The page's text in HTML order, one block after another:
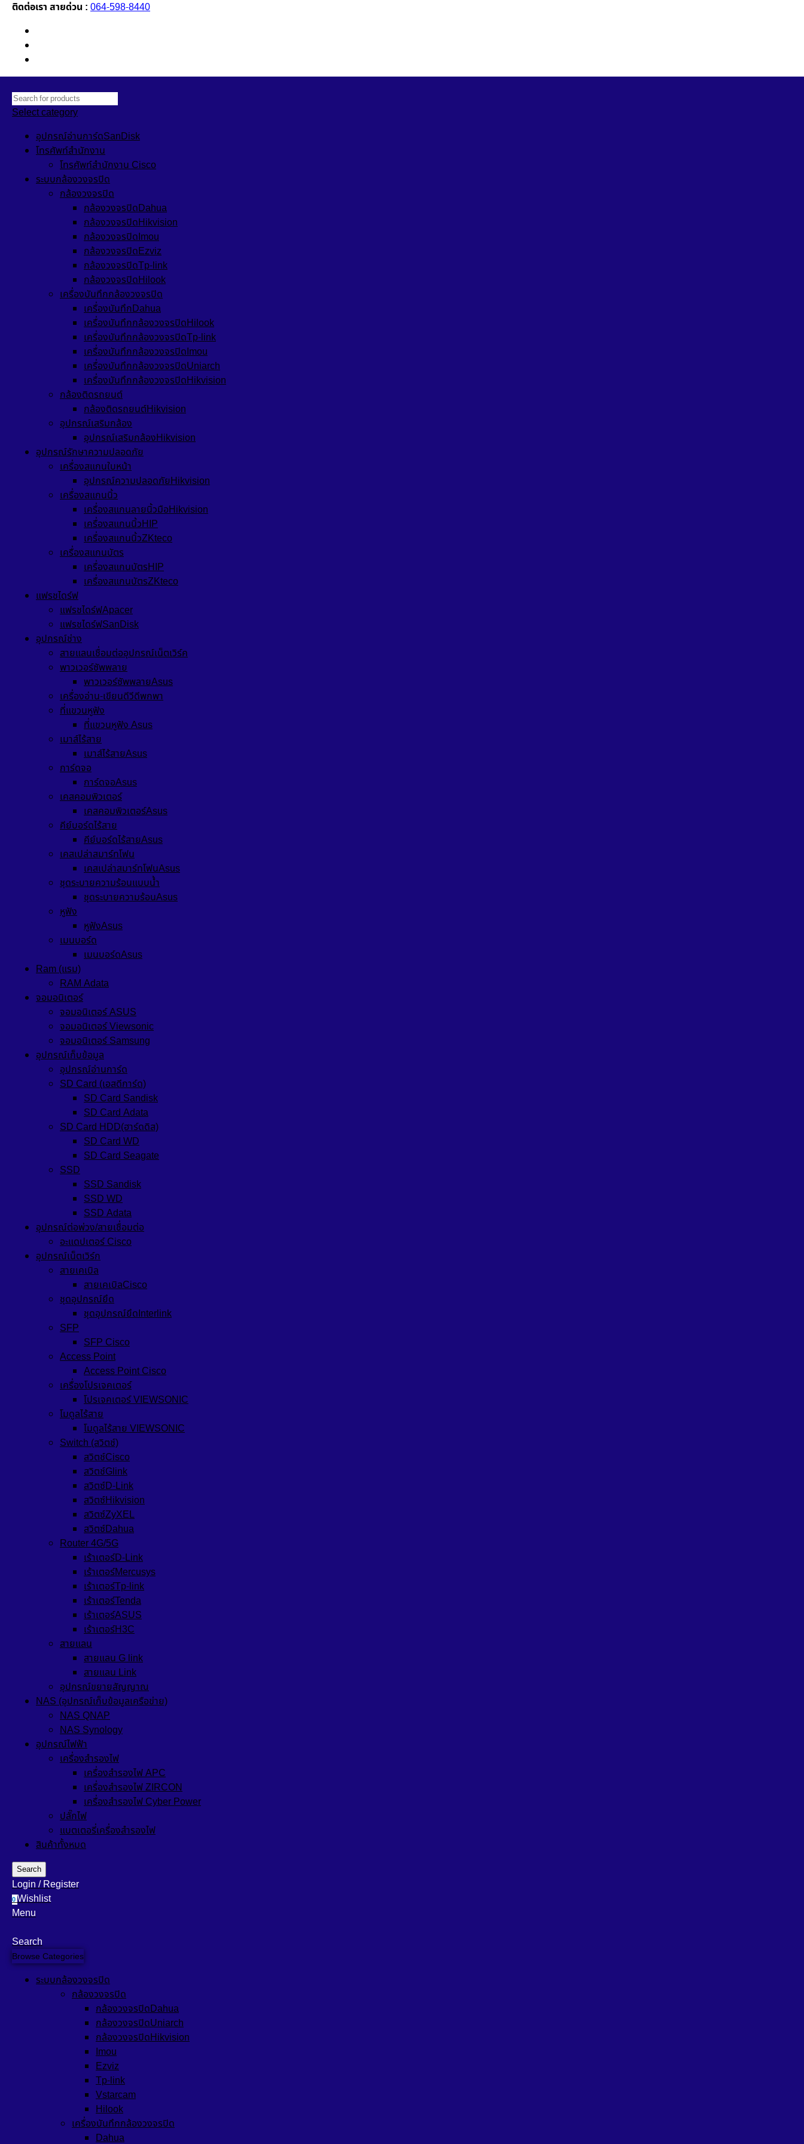
ติดต่อเรา สายด่วน : 064-598-8440
Select category
อุปกรณ์อ่านการ์ดSanDisk
โทรศัพท์สำนักงาน
โทรศัพท์สำนักงาน Cisco
ระบบกล้องวงจรปิด
กล้องวงจรปิด
กล้องวงจรปิดDahua
กล้องวงจรปิดHikvision
กล้องวงจรปิดImou
กล้องวงจรปิดEzviz
กล้องวงจรปิดTp-link
กล้องวงจรปิดHilook
เครื่องบันทึกกล้องวงจรปิด
เครื่องบันทึกDahua
เครื่องบันทึกกล้องวงจรปิดHilook
เครื่องบันทึกกล้องวงจรปิดTp-link
เครื่องบันทึกกล้องวงจรปิดImou
เครื่องบันทึกกล้องวงจรปิดUniarch
เครื่องบันทึกกล้องวงจรปิดHikvision
กล้องติดรถยนต์
กล้องติดรถยนต์Hikvision
อุปกรณ์เสริมกล้อง
อุปกรณ์เสริมกล้องHikvision
อุปกรณ์รักษาความปลอดภัย
เครื่องสแกนใบหน้า
อุปกรณ์ความปลอดภัยHikvision
เครื่องสแกนนิ้ว
เครื่องสแกนลายนิ้วมือHikvision
เครื่องสแกนนิ้วHIP
เครื่องสแกนนิ้วZKteco
เครื่องสแกนบัตร
เครื่องสแกนบัตรHIP
เครื่องสแกนบัตรZKteco
แฟรชไดร์ฟ
แฟรชไดร์ฟApacer
แฟรชไดร์ฟSanDisk
อุปกรณ์ช่าง
สายแลนเชื่อมต่ออุปกรณ์เน็ตเวิร์ค
พาวเวอร์ซัพพลาย
พาวเวอร์ซัพพลายAsus
เครื่องอ่าน-เขียนดีวีดีพกพา
ที่แขวนหูฟัง
ที่แขวนหูฟัง Asus
เมาส์ไร้สาย
เมาส์ไร้สายAsus
การ์ดจอ
การ์ดจอAsus
เคสคอมพิวเตอร์
เคสคอมพิวเตอร์Asus
คีย์บอร์ดไร้สาย
คีย์บอร์ดไร้สายAsus
เคสเปล่าสมาร์ทโฟน
เคสเปล่าสมาร์ทโฟนAsus
ชุดระบายความร้อนแบบน้ำ
ชุดระบายความร้อนAsus
หูฟัง
หูฟังAsus
เมนบอร์ด
เมนบอร์ดAsus
Ram (แรม)
RAM Adata
จอมอนิเตอร์
จอมอนิเตอร์ ASUS
จอมอนิเตอร์ Viewsonic
จอมอนิเตอร์ Samsung
อุปกรณ์เก็บข้อมูล
อุปกรณ์อ่านการ์ด
SD Card (เอสดีการ์ด)
SD Card Sandisk
SD Card Adata
SD Card HDD(ฮาร์ดดิส)
SD Card WD
SD Card Seagate
SSD
SSD Sandisk
SSD WD
SSD Adata
อุปกรณ์ต่อพ่วง/สายเชื่อมต่อ
อะแดปเตอร์ Cisco
อุปกรณ์เน็ตเวิร์ก
สายเคเบิล
สายเคเบิลCisco
ชุดอุปกรณ์ยึด
ชุดอุปกรณ์ยึดInterlink
SFP
SFP Cisco
Access Point
Access Point Cisco
เครื่องโปรเจคเตอร์
โปรเจคเตอร์ VIEWSONIC
โมดูลไร้สาย
โมดูลไร้สาย VIEWSONIC
Switch (สวิตช์)
สวิตช์Cisco
สวิตช์Glink
สวิตซ์D-Link
สวิตซ์Hikvision
สวิตซ์ZyXEL
สวิตซ์Dahua
Router 4G/5G
เร้าเตอร์D-Link
เร้าเตอร์Mercusys
เร้าเตอร์Tp-link
เร้าเตอร์Tenda
เร้าเตอร์ASUS
เร้าเตอร์H3C
สายแลน
สายแลน G link
สายแลน Link
อุปกรณ์ขยายสัญญาณ
NAS (อุปกรณ์เก็บข้อมูลเครือข่าย)
NAS QNAP
NAS Synology
อุปกรณ์ไฟฟ้า
เครื่องสำรองไฟ
เครื่องสำรองไฟ APC
เครื่องสำรองไฟ ZIRCON
เครื่องสำรองไฟ Cyber Power
ปลั๊กไฟ
แบตเตอรี่เครื่องสำรองไฟ
สินค้าทั้งหมด
Search
Login / Register
0Wishlist
Menu
Search
Browse Categories
ระบบกล้องวงจรปิด
กล้องวงจรปิด
กล้องวงจรปิดDahua
กล้องวงจรปิดUniarch
กล้องวงจรปิดHikvision
Imou
Ezviz
Tp-link
Vstarcam
Hilook
เครื่องบันทึกกล้องวงจรปิด
Dahua